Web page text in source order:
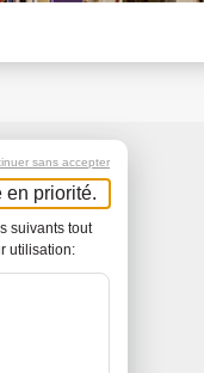
Services
Livraison
Garantie
sans accepter
en priorité.
suivants tout
utilisation: